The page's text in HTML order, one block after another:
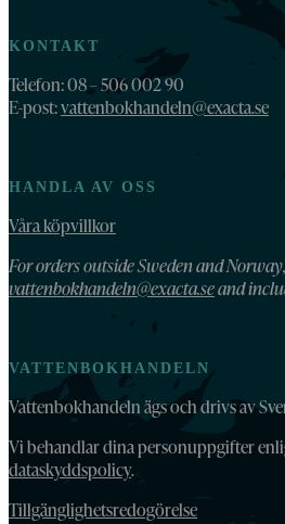
KONTAKT
Telefon: 08 – 506 002 90
E-post:vattenbokhandeln@exacta.se
HANDLA AV OSS
Våra köpvillkor
For orders outside Sweden and
vattenbokhandeln@exacta.seand
VATTENBOKHANDELN
Vattenbokhandeln ägs och drivs av
Vi behandlar dina personuppgifter
dataskyddspolicy.
Tillgänglighetsredogörelse